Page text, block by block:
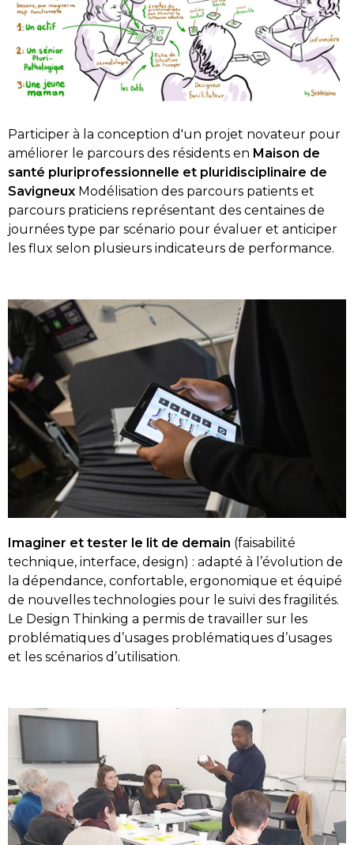
Participer à la conception d'un projet novateur pour
améliorer le parcours des résidents en Maison de
santé pluriprofessionnelle et pluridisciplinaire de
Savigneux Modélisation des parcours patients et
parcours praticiens représentant des centaines de
journées type par scénario pour évaluer et anticiper
les flux selon plusieurs indicateurs de performance.
Imaginer et tester le lit de demain (faisabilité
technique, interface, design) : adapté à l’évolution de
la dépendance, confortable, ergonomique et équipé
de nouvelles technologies pour le suivi des fragilités.
Le Design Thinking a permis de travailler sur les
problématiques d’usages problématiques d’usages
et les scénarios d’utilisation.